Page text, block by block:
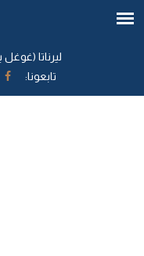
ليرناتا (غوغل
تابعونا: